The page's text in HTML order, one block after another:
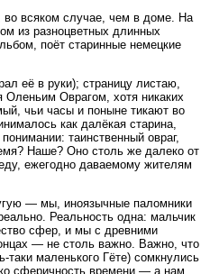
во всяком случае, чем в доме. На
из разноцветных длинных
поёт старинные немецкие
её в руки); страницу листаю,
Оленьим Оврагом, хотя никаких
чьи часы и поныне тикают во
как далёкая старина,
таинственный овраг,
Наше? Оно столь же далеко от
ежегодно даваемому жителям
— мы, иноязычные паломники
Реальность одна: мальчик
сфер, и мы с древними
— не столь важно. Важно, что
маленького Гёте) сомкнулись
сферичность времени — а нам